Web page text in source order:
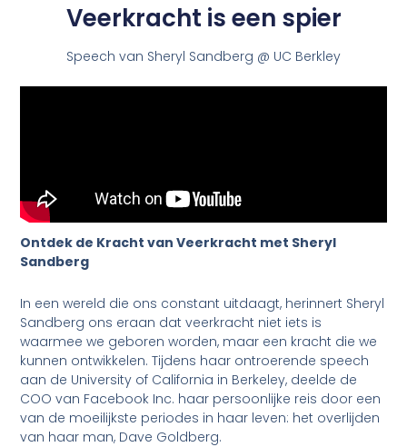
Veerkracht is een spier
Speech van Sheryl Sandberg @ UC Berkley
Ontdek de Kracht van Veerkracht met Sheryl
Sandberg
In een wereld die ons constant uitdaagt, herinnert Sheryl
Sandberg ons eraan dat veerkracht niet iets is
waarmee we geboren worden, maar een kracht die we
kunnen ontwikkelen. Tijdens haar ontroerende speech
aan de University of California in Berkeley, deelde de
COO van Facebook Inc. haar persoonlijke reis door een
van de moeilijkste periodes in haar leven: het overlijden
van haar man, Dave Goldberg.